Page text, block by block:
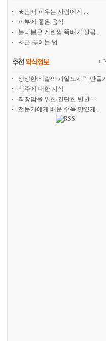
★담배 피우는 사람에게 ...
피부에 좋은 음식
눌러붙은 계란찜 뚝배기 깔끔...
사골 끓이는 법
생생한 색깔의 과일도시락 만들기
맥주에 대한 지식
직장맘을 위한 간단한 반찬 ...
전문가에게 배운 수육 맛있게...